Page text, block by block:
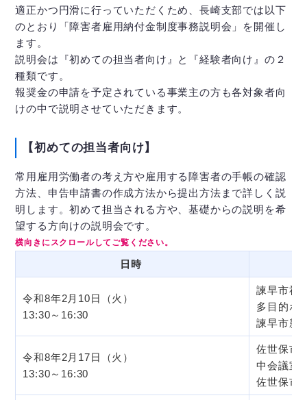
適正かつ円滑に行っていただくため、長崎支部では以下
のとおり「障害者雇用納付金制度事務説明会」を開催し
ます。
説明会は『初めての担当者向け』と『経験者向け』の２
種類です。
報奨金の申請を予定されている事業主の方も各対象者向
けの中で説明させていただきます。
【初めての担当者向け】
常用雇用労働者の考え方や雇用する障害者の手帳の確認
方法、申告申請書の作成方法から提出方法まで詳しく説
明します。初めて担当される方や、基礎からの説明を希
望する方向けの説明会です。
日時
令和8年2月10日（火）
13:30～16:30
諫早市社
多目的ホ
諫早市新
令和8年2月17日（火）
13:30～16:30
佐世保市
中会議室
佐世保市